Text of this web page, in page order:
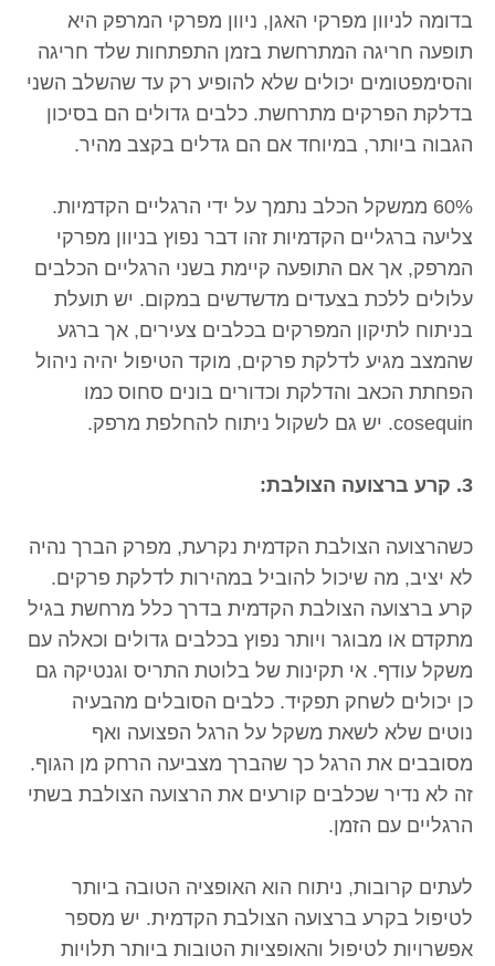
בדומה לניוון מפרקי האגן, ניוון מפרקי המרפק היא
תופעה חריגה המתרחשת בזמן התפתחות שלד חריגה
והסימפטומים יכולים שלא להופיע רק עד שהשלב השני
בדלקת הפרקים מתרחשת. כלבים גדולים הם בסיכון
הגבוה ביותר, במיוחד אם הם גדלים בקצב מהיר.
60% ממשקל הכלב נתמך על ידי הרגליים הקדמיות.
צליעה ברגליים הקדמיות זהו דבר נפוץ בניוון מפרקי
המרפק, אך אם התופעה קיימת בשני הרגליים הכלבים
עלולים ללכת בצעדים מדשדשים במקום. יש תועלת
בניתוח לתיקון המפרקים בכלבים צעירים, אך ברגע
שהמצב מגיע לדלקת פרקים, מוקד הטיפול יהיה ניהול
הפחתת הכאב והדלקת וכדורים בונים סחוס כמו
cosequin. יש גם לשקול ניתוח להחלפת מרפק.
3. קרע ברצועה הצולבת:
כשהרצועה הצולבת הקדמית נקרעת, מפרק הברך נהיה
לא יציב, מה שיכול להוביל במהירות לדלקת פרקים.
קרע ברצועה הצולבת הקדמית בדרך כלל מרחשת בגיל
מתקדם או מבוגר ויותר נפוץ בכלבים גדולים וכאלה עם
משקל עודף. אי תקינות של בלוטת התריס וגנטיקה גם
כן יכולים לשחק תפקיד. כלבים הסובלים מהבעיה
נוטים שלא לשאת משקל על הרגל הפצועה ואף
מסובבים את הרגל כך שהברך מצביעה הרחק מן הגוף.
זה לא נדיר שכלבים קורעים את הרצועה הצולבת בשתי
הרגליים עם הזמן.
לעתים קרובות, ניתוח הוא האופציה הטובה ביותר
לטיפול בקרע ברצועה הצולבת הקדמית. יש מספר
אפשרויות לטיפול והאופציות הטובות ביותר תלויות